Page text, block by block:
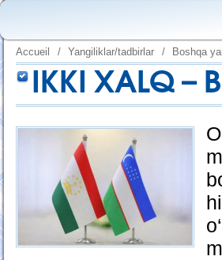
Accueil / Yangiliklar/tadbirlar / Boshqa
IKKI XALQ –